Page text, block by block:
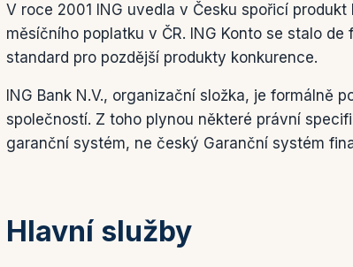
V roce 2001 ING uvedla v Česku spořicí
měsíčního poplatku v ČR. ING Konto se stalo
standard pro pozdější produkty konkurence.
ING Bank N.V., organizační složka, je formálně
společností. Z toho plynou některé právní
garanční systém, ne český Garanční systém
Hlavní služby